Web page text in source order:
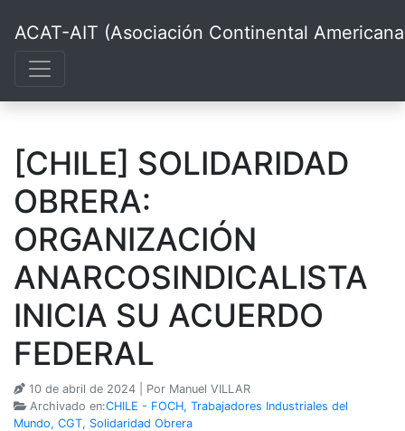
ACAT-AIT (Asociación Continental
[CHILE] SOLIDARIDAD
OBRERA:
ORGANIZACIÓN
ANARCOSINDICALISTA
INICIA SU ACUERDO
FEDERAL
10 de abril de 2024
| Por Manuel VILLAR
Archivado en:CHILE - FOCH, Trabajadores Industriales del
Mundo, CGT, Solidaridad Obrera